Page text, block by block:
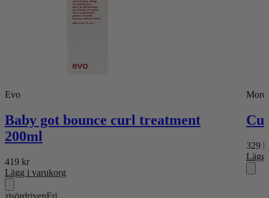
Evo
Baby got bounce curl treatment
200ml
419 kr
Lägg i varukorg
329
Lägg